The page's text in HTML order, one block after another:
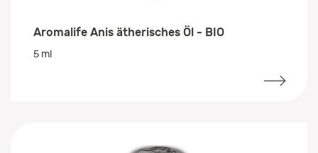
Aromalife Anis ätherisches Öl - BIO
5 ml